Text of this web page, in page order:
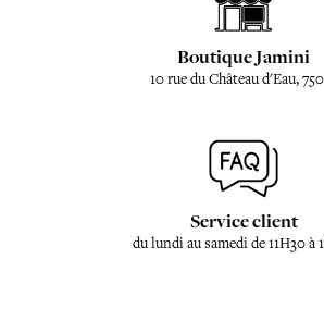
Boutique Jamini
10 rue du Château d'Eau,
Service client
du lundi au samedi de 11H30 à